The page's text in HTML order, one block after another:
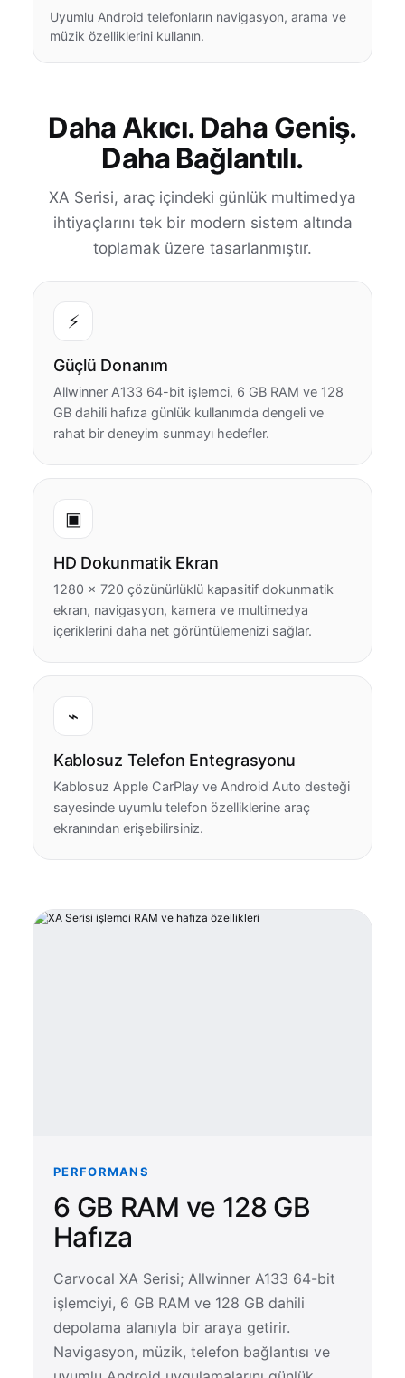
Uyumlu Android telefonların navigasyon, arama ve
müzik özelliklerini kullanın.
Daha Akıcı. Daha Geniş.
Daha Bağlantılı.
XA Serisi, araç içindeki günlük multimedya
ihtiyaçlarını tek bir modern sistem altında
toplamak üzere tasarlanmıştır.
⚡
Güçlü Donanım
Allwinner A133 64-bit işlemci, 6 GB RAM ve 128
GB dahili hafıza günlük kullanımda dengeli ve
rahat bir deneyim sunmayı hedefler.
▣
HD Dokunmatik Ekran
1280 × 720 çözünürlüklü kapasitif dokunmatik
ekran, navigasyon, kamera ve multimedya
içeriklerini daha net görüntülemenizi sağlar.
⌁
Kablosuz Telefon Entegrasyonu
Kablosuz Apple CarPlay ve Android Auto desteği
sayesinde uyumlu telefon özelliklerine araç
ekranından erişebilirsiniz.
PERFORMANS
6 GB RAM ve 128 GB
Hafıza
Carvocal XA Serisi; Allwinner A133 64-bit
işlemciyi, 6 GB RAM ve 128 GB dahili
depolama alanıyla bir araya getirir.
Navigasyon, müzik, telefon bağlantısı ve